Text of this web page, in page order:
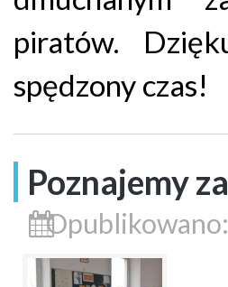
piratów.
spędzony czas!
Poznajemy